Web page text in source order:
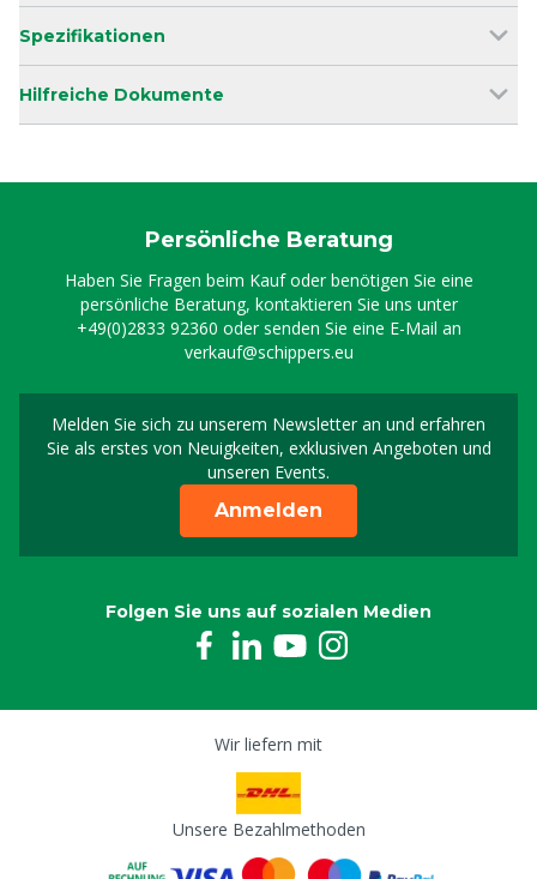
Spezifikationen
Hilfreiche Dokumente
Persönliche Beratung
Haben Sie Fragen beim Kauf oder benötigen Sie eine
persönliche Beratung, kontaktieren Sie uns unter
+49(0)2833 92360 oder senden Sie eine E-Mail an
verkauf@schippers.eu
Melden Sie sich zu unserem Newsletter an und erfahren
Sie als erstes von Neuigkeiten, exklusiven Angeboten und
unseren Events.
Melden Sie sich für
Anmelden
Folgen Sie uns auf sozialen Medien
Wir liefern mit
Unsere Bezahlmethoden